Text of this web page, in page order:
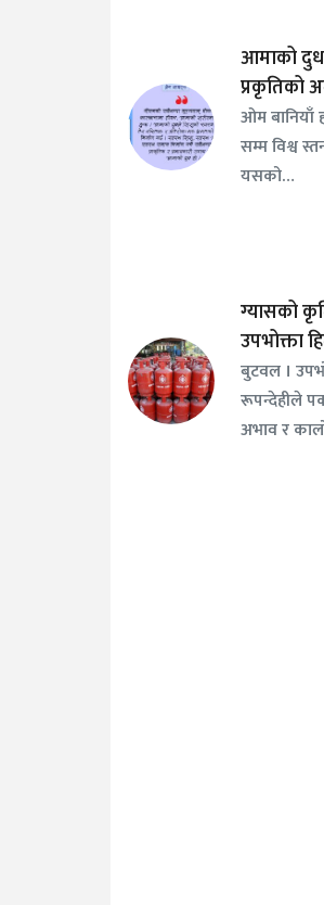
आमाको
प्रकृतिको
ओम बानियाँ
सम्म विश्व
यसको…
ग्यासको
उपभोक्ता
बुटवल ।
रूपन्देहीले
अभाव र